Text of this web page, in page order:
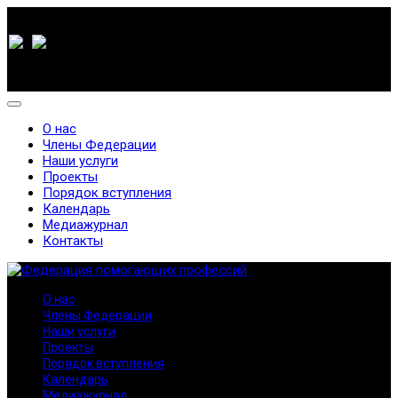
О нас
Члены Федерации
Наши услуги
Проекты
Порядок вступления
Календарь
Медиажурнал
Контакты
О нас
Члены Федерации
Наши услуги
Проекты
Порядок вступления
Календарь